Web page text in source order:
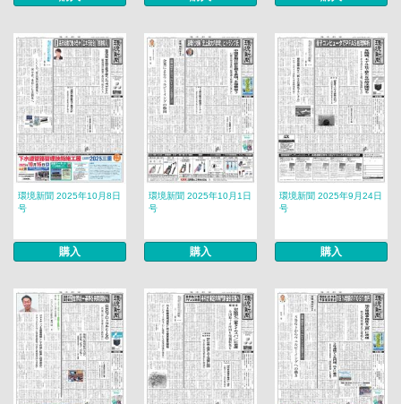
環境新聞 2025年10月8日
号
購入
環境新聞 2025年10月1日
号
購入
環境新聞 2025年9月24日
号
購入